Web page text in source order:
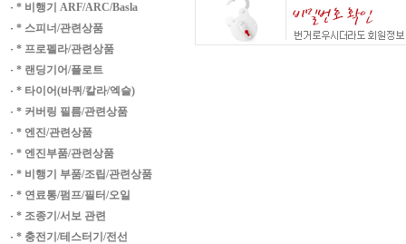
· * 비행기 ARF/ARC/Basla
· * 스피너/관련상품
· * 프로펠라/관련상품
· * 랜딩기어/플로트
· * 타이어(바퀴/칼라/엑슬)
· * 커버링 필름/관련상품
· * 엔진/관련상품
· * 엔진부품/관련상품
· * 비행기 부품/조립/관련상품
· * 연료통/펌프/필터/오일
· * 조종기/서보 관련
· * 충전기/테스터기/전선